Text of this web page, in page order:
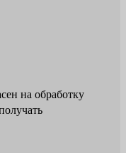
на обработку